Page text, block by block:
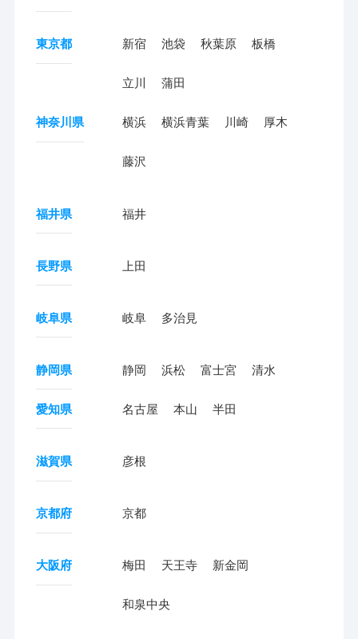
東京都 新宿 池袋 秋葉原 板橋
立川 蒲田
神奈川県 横浜 横浜青葉 川崎 厚木
藤沢
福井県 福井
長野県 上田
岐阜県 岐阜 多治見
静岡県 静岡 浜松 富士宮 清水
愛知県 名古屋 本山 半田
滋賀県 彦根
京都府 京都
大阪府 梅田 天王寺 新金岡
和泉中央